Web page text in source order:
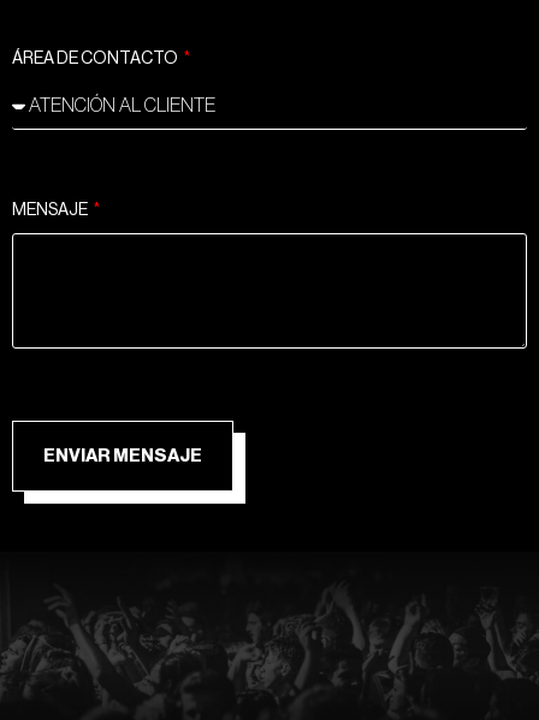
ÁREA DE CONTACTO
MENSAJE
ENVIAR MENSAJE